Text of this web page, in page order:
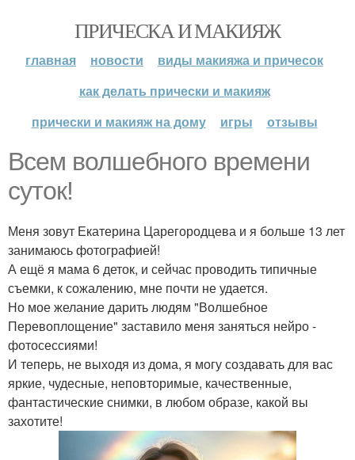
ПРИЧЕСКА И МАКИЯЖ
главная новости
виды макияжа и причесок
как делать прически и макияж
прически и макияж на дому
игры отзывы
Всем волшебного времени
суток!
Меня зовут Екатерина Царегородцева и я больше 13 лет
занимаюсь фотографией!
А ещё я мама 6 деток, и сейчас проводить типичные
съемки, к сожалению, мне почти не удается.
Но мое желание дарить людям "Волшебное
Перевоплощение" заставило меня заняться нейро -
фотосессиями!
И теперь, не выходя из дома, я могу создавать для вас
яркие, чудесные, неповторимые, качественные,
фантастические снимки, в любом образе, какой вы
захотите!